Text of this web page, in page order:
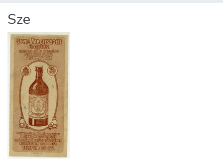
Statistics
About us
Sze